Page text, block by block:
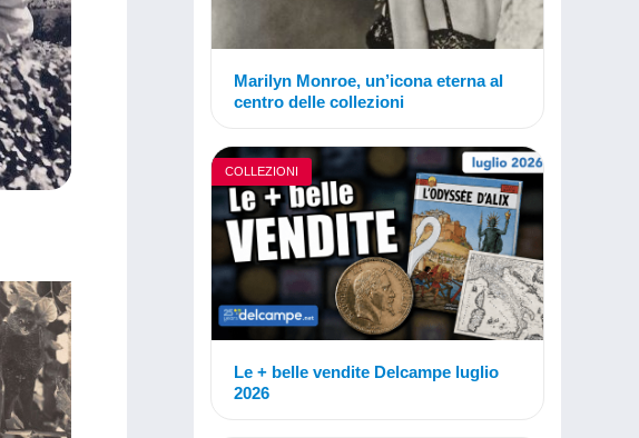
Marilyn Monroe, un’icona eterna al
centro delle collezioni
COLLEZIONI
Le + belle vendite Delcampe luglio
2026